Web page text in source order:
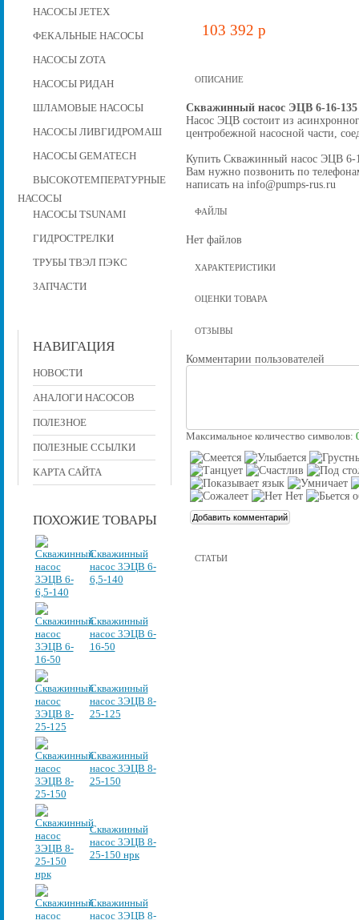
НАСОСЫ JETEX
ФЕКАЛЬНЫЕ НАСОСЫ
НАСОСЫ ZOTA
НАСОСЫ РИДАН
ШЛАМОВЫЕ НАСОСЫ
НАСОСЫ ЛИВГИДРОМАШ
НАСОСЫ GEMATECH
ВЫСОКОТЕМПЕРАТУРНЫЕ
НАСОСЫ
НАСОСЫ TSUNAMI
ГИДРОСТРЕЛКИ
ТРУБЫ ТВЭЛ ПЭКС
ЗАПЧАСТИ
НАВИГАЦИЯ
НОВОСТИ
АНАЛОГИ НАСОСОВ
ПОЛЕЗНОЕ
ПОЛЕЗНЫЕ ССЫЛКИ
КАРТА САЙТА
ПОХОЖИЕ ТОВАРЫ
Скважинный
насос 3ЭЦВ 6-
6,5-140
Скважинный
насос 3ЭЦВ 6-
16-50
Скважинный
насос 3ЭЦВ 8-
25-125
Скважинный
насос 3ЭЦВ 8-
25-150
Скважинный
насос 3ЭЦВ 8-
25-150 нрк
Скважинный
насос 3ЭЦВ 8-
103 392 p
ОПИСАНИЕ
Скважинный насос ЭЦВ 6-16-135
Насос ЭЦВ состоит из
центробежной наcосной части,
Купить Скважинный насос ЭЦВ 6-
Вам нужно позвонить по
написать на info@pumps-rus.ru
ФАЙЛЫ
Нет файлов
ХАРАКТЕРИСТИКИ
ОЦЕНКИ ТОВАРА
ОТЗЫВЫ
Комментарии пользователей
Максимальное количество символов:
СТАТЬИ